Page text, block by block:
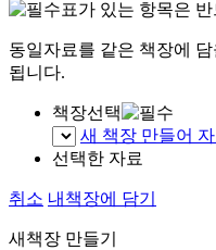
표가 있는 항목은
동일자료를 같은 책장에
됩니다.
책장선택
새 책장 만들어 자
선택한 자료
취소 내책장에 담기
새책장 만들기